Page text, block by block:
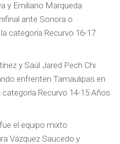
y Emiliano Marqueda
ante Sonora o
categoría Recurvo 16-17
y Saúl Jared Pech Chi
enfrenten Tamaulipas en
Recurvo 14-15 Años
el equipo mixto
Vázquez Saucedo y